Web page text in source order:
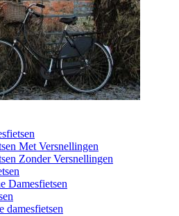
Met Versnellingen
Zonder Versnellingen
Damesfietsen
damesfietsen